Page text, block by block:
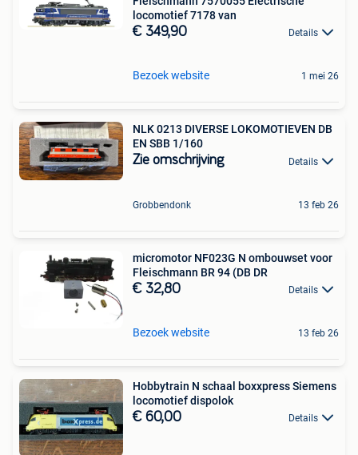
locomotief 7178 van
€ 349,90 Details
Bezoek website 1 mei 26
NLK 0213 DIVERSE LOKOMOTIEVEN DB
EN SBB 1/160
Zie omschrijving Details
Grobbendonk 13 feb 26
micromotor NF023G N ombouwset voor
Fleischmann BR 94 (DB DR
€ 32,80 Details
Bezoek website 13 feb 26
Hobbytrain N schaal boxxpress Siemens
locomotief dispolok
€ 60,00 Details